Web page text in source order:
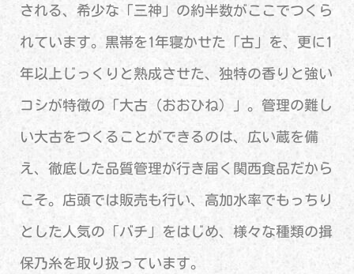
される、希少な「三神」の約半数がここでつくら
れています。黒帯を1年寝かせた「古」を、更に1
年以上じっくりと熟成させた、独特の香りと強い
コシが特徴の「大古（おおひね）」。管理の難し
い大古をつくることができるのは、広い蔵を備
え、徹底した品質管理が行き届く関西食品だから
こそ。店頭では販売も行い、高加水率でもっちり
とした人気の「バチ」をはじめ、様々な種類の揖
保乃糸を取り扱っています。